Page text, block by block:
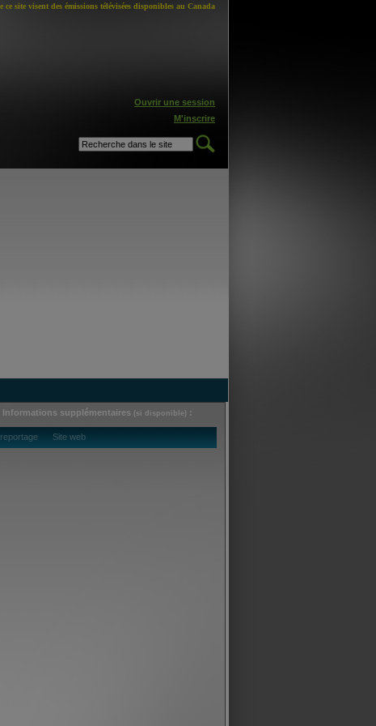
ce site visent des émissions télévisées disponibles au Canada
Ouvrir une session
M'inscrire
Informations supplémentaires (si disponible) :
Site web